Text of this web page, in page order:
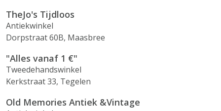
TheJo's Tijdloos
Antiekwinkel
Dorpstraat 60B, Maasbree
"Alles vanaf 1 €"
Tweedehandswinkel
Kerkstraat 33, Tegelen
Old Memories Antiek &Vintage